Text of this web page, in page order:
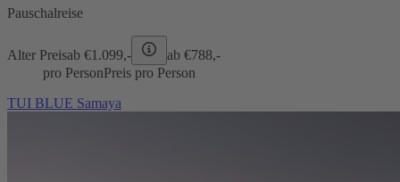
Pauschalreise
Alter Preisab €1.099,- ab €788,-
pro PersonPreis pro Person
TUI BLUE Samaya